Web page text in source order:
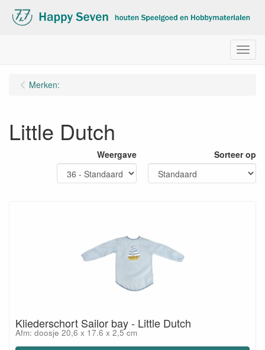
Menu
Merken:
Little Dutch
Weergave Sorteer op
Kliederschort Sailor bay - Little Dutch
Afm: doosje 20,6 x 17.6 x 2,5 cm